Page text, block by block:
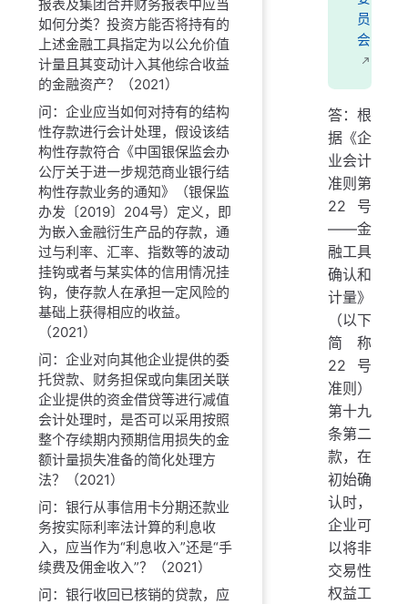
报表及集团合并财务报表中应当
如何分类？投资方能否将持有的
上述金融工具指定为以公允价值
计量且其变动计入其他综合收益
的金融资产？（2021）
问：企业应当如何对持有的结构
性存款进行会计处理，假设该结
构性存款符合《中国银保监会办
公厅关于进一步规范商业银行结
构性存款业务的通知》（银保监
办发〔2019〕204号）定义，即
为嵌入金融衍生产品的存款，通
过与利率、汇率、指数等的波动
挂钩或者与某实体的信用情况挂
钩，使存款人在承担一定风险的
基础上获得相应的收益。
（2021）
问：企业对向其他企业提供的委
托贷款、财务担保或向集团关联
企业提供的资金借贷等进行减值
会计处理时，是否可以采用按照
整个存续期内预期信用损失的金
额计量损失准备的简化处理方
法？（2021）
问：银行从事信用卡分期还款业
务按实际利率法计算的利息收
入，应当作为“利息收入”还是“手
续费及佣金收入”？（2021）
问：银行收回已核销的贷款，应
员
会
答：根
据《企
业会计
准则第
22号
——金
融工具
确认和
计量》
（以下
简称
22号
准则）
第十九
条第二
款，在
初始确
认时，
企业可
以将非
交易性
权益工